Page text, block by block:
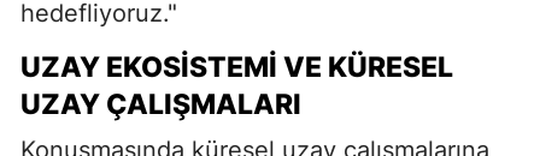
hedefliyoruz."
UZAY EKOSISTEMI VE KÜRESEL
UZAY ÇALIŞMALARI
Konuşmasında küresel uzay çalışmalarına